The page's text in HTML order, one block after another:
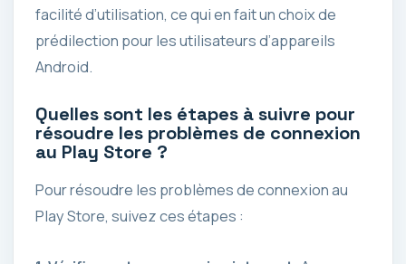
facilité d’utilisation, ce qui en fait un choix de
prédilection pour les utilisateurs d’appareils
Android.
Quelles sont les étapes à suivre pour
résoudre les problèmes de connexion
au Play Store ?
Pour résoudre les problèmes de connexion au
Play Store, suivez ces étapes :